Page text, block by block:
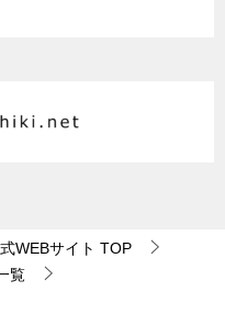
WEBサイト TOP
覧